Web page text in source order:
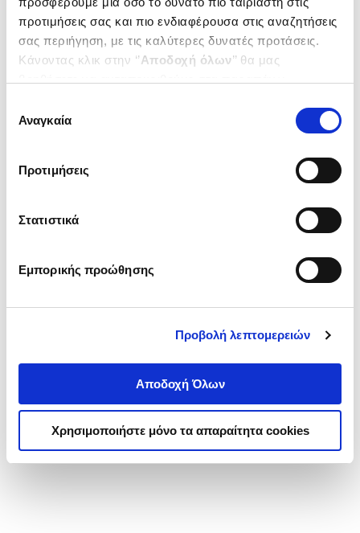
προτιμήσεις σας και πιο ενδιαφέρουσα στις αναζητήσεις
σας περιήγηση, με τις καλύτερες δυνατές προτάσεις.
Κάνοντας κλικ στην ‘’Αποδοχή όλων’’ θα μας
ενδιαφέρουν και να επιλέξετε από τα παρακάτω με την
΄΄και να ενημερωθείτε σχετικά με
συγκατάθεσης
Αναγκαία
Προτιμήσεις
Στατιστικά
Εμπορικής προώθησης
Προβολή λεπτομερειών
Αποδοχή Όλων
Χρησιμοποιήστε μόνο τα απαραίτητα cookies
JISLOVA STEPANKA
Τιμή Έκδοσης
14
Τιμή Πολιτείας
1-1 από 1 προϊόντα